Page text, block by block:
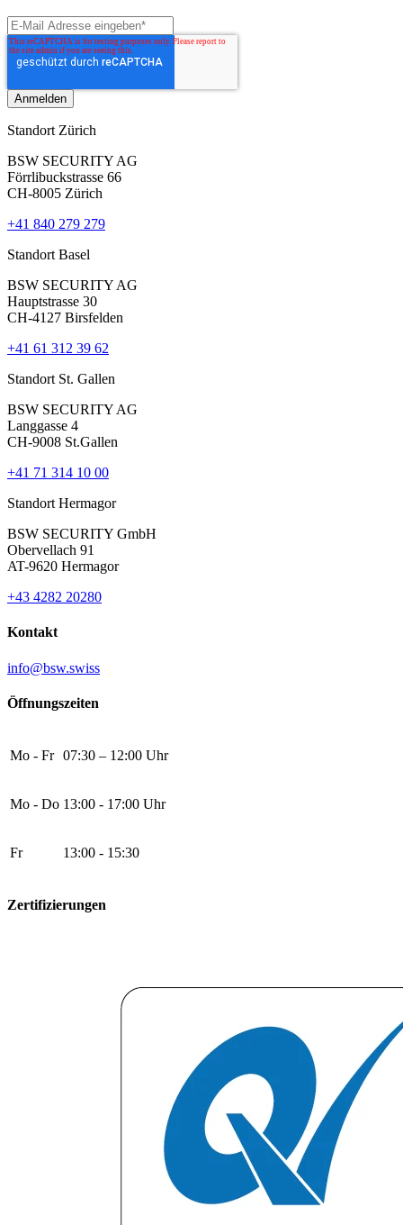
Standort Zürich
BSW SECURITY AG
Förrlibuckstrasse 66
CH-8005 Zürich
+41 840 279 279
Standort Basel
BSW SECURITY AG
Hauptstrasse 30
CH-4127 Birsfelden
+41 61 312 39 62
Standort St. Gallen
BSW SECURITY AG
Langgasse 4
CH-9008 St.Gallen
+41 71 314 10 00
Standort Hermagor
BSW SECURITY GmbH
Obervellach 91
AT-9620 Hermagor
+43 4282 20280
Kontakt
info@bsw.swiss
Öffnungszeiten
Mo - Fr 07:30 – 12:00 Uhr
Mo - Do 13:00 - 17:00 Uhr
Fr 13:00 - 15:30
Zertifizierungen